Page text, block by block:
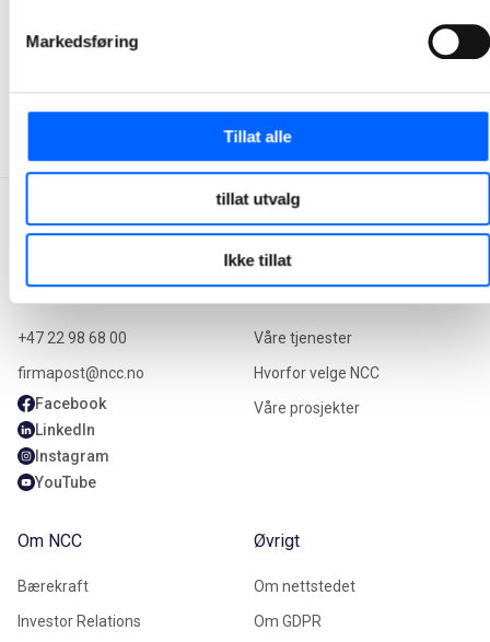
Markedsføring
Tillat alle
tillat utvalg
Ikke tillat
Send epost
Kontakt oss
+47 22 98 68 00
firmapost@ncc.no
Facebook
LinkedIn
Instagram
YouTube
Våre tjenester
Våre tjenester
Hvorfor velge NCC
Våre prosjekter
Om NCC
Bærekraft
Investor Relations
Øvrigt
Om nettstedet
Om GDPR